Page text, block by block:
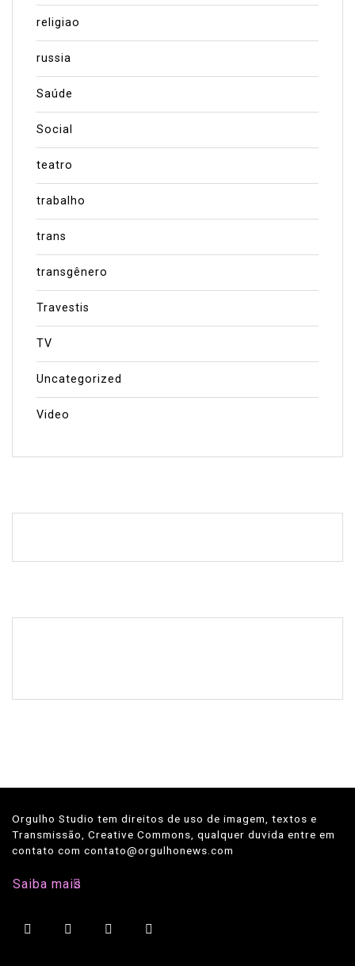
religiao
russia
Saúde
Social
teatro
trabalho
trans
transgênero
Travestis
TV
Uncategorized
Video
Orgulho Studio tem direitos de uso de imagem, textos e
Transmissão, Creative Commons, qualquer duvida entre em
contato com contato@orgulhonews.com
Saiba mais